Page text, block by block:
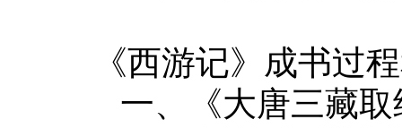
《西游记》成书过
一、《大唐三藏